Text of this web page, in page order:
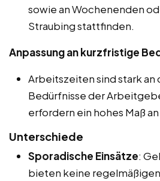
sowie an Wochenenden
Straubing stattfinden.
Anpassung an kurzfristige
Arbeitszeiten sind stark an
Bedürfnisse der
erfordern ein hohes Maß
Unterschiede
Sporadische Einsätze:
bieten keine